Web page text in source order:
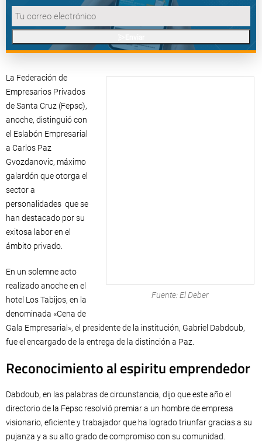
Fuente: El Deber
La Federación de
Empresarios Privados
de Santa Cruz (Fepsc),
anoche, distinguió con
el Eslabón Empresarial
a Carlos Paz
Gvozdanovic, máximo
galardón que otorga el
sector a
personalidades que se
han destacado por su
exitosa labor en el
ámbito privado.
En un solemne acto
realizado anoche en el
hotel Los Tabijos, en la
denominada «Cena de
Gala Empresarial», el presidente de la institución, Gabriel Dabdoub,
fue el encargado de la entrega de la distinción a Paz.
Reconocimiento al espiritu emprendedor
Dabdoub, en las palabras de circunstancia, dijo que este año el
directorio de la Fepsc resolvió premiar a un hombre de empresa
visionario, eficiente y trabajador que ha logrado triunfar gracias a su
pujanza y a su alto grado de compromiso con su comunidad.